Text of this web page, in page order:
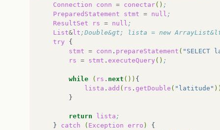
}
}
}
Connection
conn = conectar() ;
PreparedStatement
stmt = null ;
ResultSet
rs = null ;
List& lt ;Double&gt; lista = new
try
stmt = conn . prepareStatement ( "SELECT
rs = stmt . executeQuery () ;
while ( rs . next ())
lista . add ( rs . getDouble ( "latitude"
return lista ;
}
catch ( Exception erro )